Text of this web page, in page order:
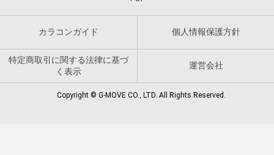
カラコンガイド 個人情報保護方針
特定商取引に関する法律に基づ
く表示
運営会社
Copyright © G-MOVE CO., LTD. All Rights Reserved.